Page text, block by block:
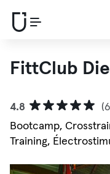
FittClub
4.8
Bootcamp,
Training,